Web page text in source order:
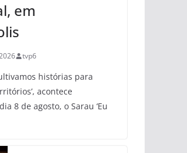
em
tvp6
histórias para
acontece
8 de agosto, o Sarau ‘Eu